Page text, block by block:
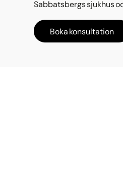
Sabbatsbergs sjukhus
Boka konsultation